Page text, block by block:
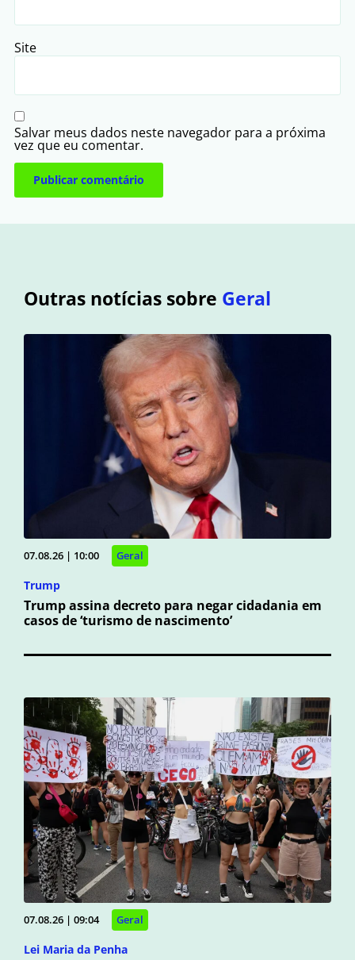
Site
Salvar meus dados neste navegador para a próxima
vez que eu comentar.
Outras notícias sobre Geral
07.08.26 | 10:00 Geral
Trump
Trump assina decreto para negar cidadania em
casos de ‘turismo de nascimento’
07.08.26 | 09:04 Geral
Lei Maria da Penha